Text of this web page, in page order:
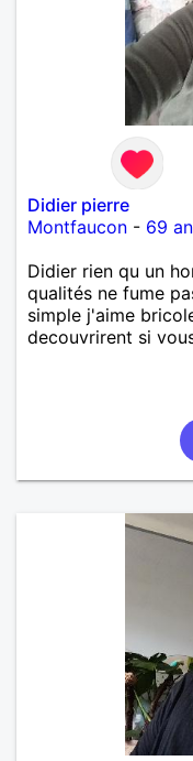
Didier pierre
Montfaucon - 69
Didier rien qu un
qualités ne fume
simple j'aime
decouvrirent si